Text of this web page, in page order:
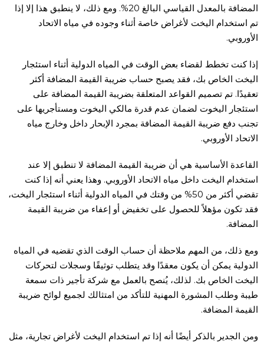
المضافة بالمعدل القياسي البالغ 20%. ومع ذلك، لا ينطبق هذا إلا إذا
تم استخدام اليخت لأغراض خاصة أثناء وجوده في مياه الاتحاد
الأوروبي.
إذا كنت تخطط لقضاء بعض الوقت في المياه الدولية أثناء استئجار
اليخت الخاص بك، فقد يصبح حساب ضريبة القيمة المضافة أكثر
تعقيدًا. تم تصميم القواعد المتعلقة بضريبة القيمة المضافة على
استئجار اليخوت لضمان عدم قدرة مالكي اليخوت ومستأجريها على
تجنب دفع ضريبة القيمة المضافة بمجرد الإبحار داخل وخارج مياه
الاتحاد الأوروبي.
القاعدة الأساسية هي أن ضريبة القيمة المضافة لا تنطبق إلا عند
استخدام اليخت داخل مياه الاتحاد الأوروبي. وهذا يعني أنه إذا كنت
تقضي أكثر من 50% من وقتك في المياه الدولية أثناء استئجار اليخت،
فقد تكون مؤهلاً للحصول على تخفيض أو إعفاء من ضريبة القيمة
المضافة.
ومع ذلك، من المهم ملاحظة أن حساب الوقت الذي تقضيه في المياه
الدولية يمكن أن يكون معقدًا وقد يتطلب توثيقًا وسجلات لتحركات
اليخت الخاص بك. لذلك، يُنصح بالعمل مع شركة تأجير ذات سمعة
طيبة وطلب المشورة المهنية للتأكد من امتثالك لجميع لوائح ضريبة
القيمة المضافة.
ومن الجدير بالذكر أيضًا أنه إذا تم استخدام اليخت لأغراض تجارية، مثل